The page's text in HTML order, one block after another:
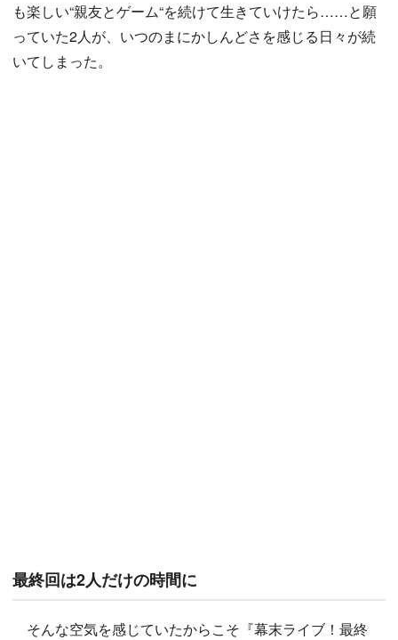
も楽しい“親友とゲーム“を続けて生きていけたら……と願
っていた2人が、いつのまにかしんどさを感じる日々が続
いてしまった。
最終回は2人だけの時間に
そんな空気を感じていたからこそ『幕末ライブ！最終